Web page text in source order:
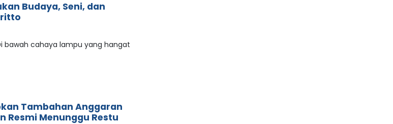
Budaya, Seni, dan
Di bawah cahaya lampu yang hangat
Tambahan Anggaran
Resmi Menunggu Restu